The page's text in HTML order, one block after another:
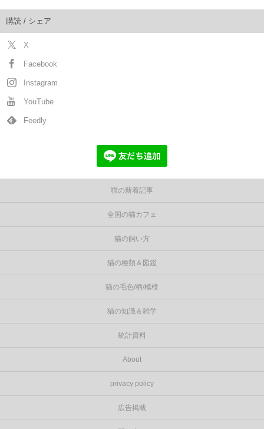
購読 / シェア
X
Facebook
Instagram
YouTube
Feedly
猫の新着記事
全国の猫カフェ
猫の飼い方
猫の種類＆図鑑
猫の毛色/柄/模様
猫の知識＆雑学
統計資料
About
privacy policy
広告掲載